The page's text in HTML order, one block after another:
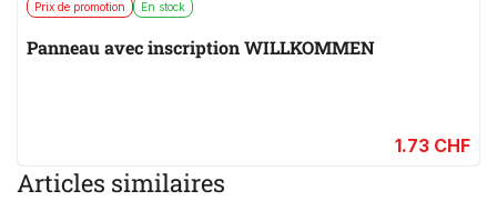
Prix de promotion En stock
Panneau avec inscription WILLKOMMEN
1.73 CHF
Articles similaires